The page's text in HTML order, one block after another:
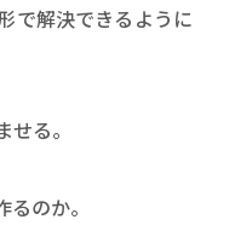
で解決できるように
る。
のか。